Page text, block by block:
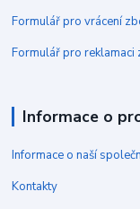
Formulář pro vrácení
Formulář pro reklamaci
Informace o
Informace o naší
Kontakty